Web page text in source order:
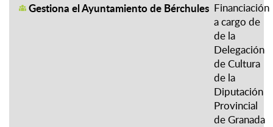
Gestiona el Ayuntamiento de Bérchules Financiación
a cargo de
de la
Delegación
de Cultura
de la
Diputación
Provincial
de Granada